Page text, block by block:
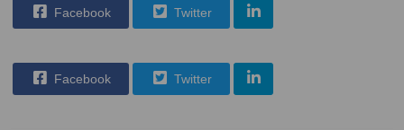
Facebook Twitter
Facebook Twitter